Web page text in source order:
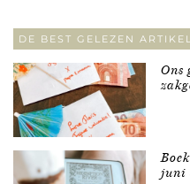
DE BEST GELEZEN
Ons
juni